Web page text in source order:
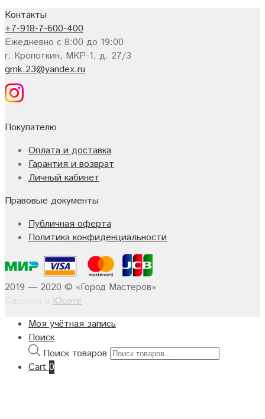
Контакты
+7-918-7-600-400
Ежедневно с 8:00 до 19:00
г. Кропоткин, МКР-1, д. 27/3
gmk.23@yandex.ru
Покупателю
Оплата и доставка
Гарантия и возврат
Личный кабинет
Правовые документы
Публичная оферта
Политика конфиденциальности
2019 — 2020 © «Город Мастеров»
Юсоте
Моя учётная запись
Поиск
Поиск товаров
Cart0